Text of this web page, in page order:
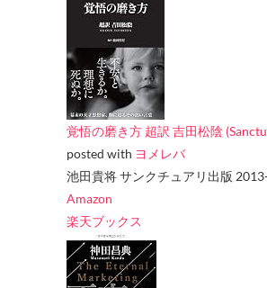
覚悟の磨き方 超訳 吉田松陰
posted with ヨメレバ
池田貴将 サンクチュアリ出版
Amazon
楽天ブックス